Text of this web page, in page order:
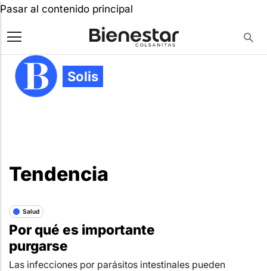
Pasar al contenido principal
Solis
Tendencia
Salud
Por qué es importante
purgarse
Las infecciones por parásitos intestinales pueden